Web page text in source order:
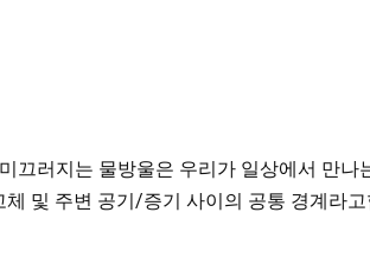
끄러지는 물방울은 우리가 일상에서 만나
및 주변 공기/증기 사이의 공통 경계라